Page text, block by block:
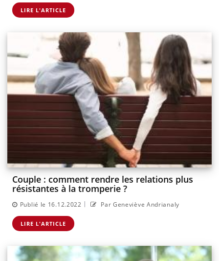
LIRE L'ARTICLE
Couple : comment rendre les relations plus
résistantes à la tromperie ?
Publié le 16.12.2022 | Par Geneviève Andrianaly
LIRE L'ARTICLE